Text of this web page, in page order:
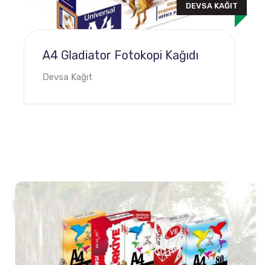
DEVSA KAĞIT
A4 Gladiator Fotokopi Kağıdı
Devsa Kağıt